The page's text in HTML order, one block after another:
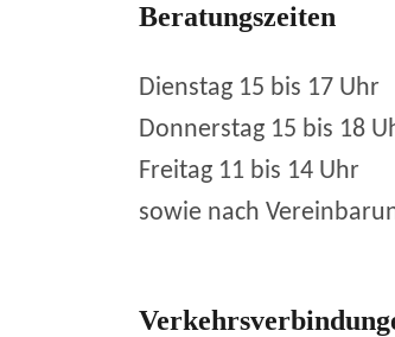
Beratungszeiten
Dienstag 15 bis 17 Uhr
Donnerstag 15 bis 18
Freitag 11 bis 14 Uhr
sowie nach